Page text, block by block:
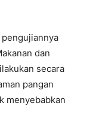
dan
secara
pangan
menyebabkan